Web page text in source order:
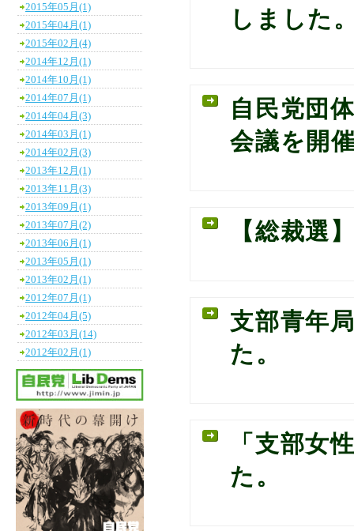
しました
自民党団
会議を開
【総裁選
支部青年
た。
「支部女
た。
2015年05月(1)
2015年04月(1)
2015年02月(4)
2014年12月(1)
2014年10月(1)
2014年07月(1)
2014年04月(3)
2014年03月(1)
2014年02月(3)
2013年12月(1)
2013年11月(3)
2013年09月(1)
2013年07月(2)
2013年06月(1)
2013年05月(1)
2013年02月(1)
2012年07月(1)
2012年04月(5)
2012年03月(14)
2012年02月(1)